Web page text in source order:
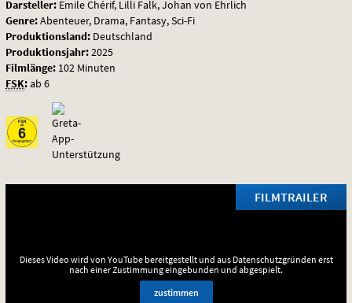
Darsteller: Emile Chérif, Lilli Falk, Johan von Ehrlich
Genre:Abenteuer, Drama, Fantasy, Sci-Fi
Produktionsland: Deutschland
Produktionsjahr:2025
Filmlänge: 102 Minuten
FSK:ab 6
FILMTRAILER
Dieses Video wird von YouTube bereitgestellt und aus Datenschutzgründen erst
nach einer Zustimmung eingebunden und abgespielt.
zustimmen